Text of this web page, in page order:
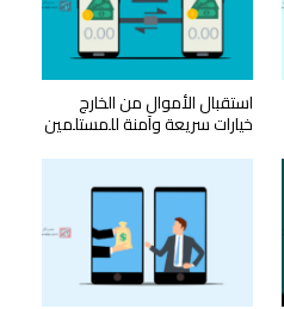
استقبال الأموال من الخارج
خيارات سريعة وآمنة للمستلمين